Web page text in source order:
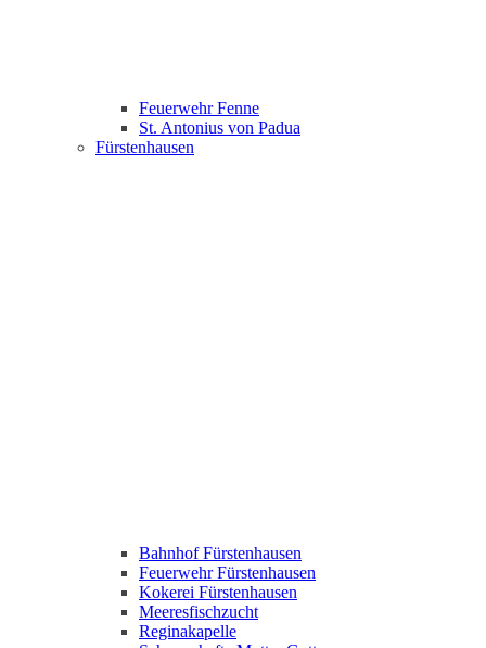
Feuerwehr Fenne
St. Antonius von Padua
Fürstenhausen
Bahnhof Fürstenhausen
Feuerwehr Fürstenhausen
Kokerei Fürstenhausen
Meeresfischzucht
Reginakapelle